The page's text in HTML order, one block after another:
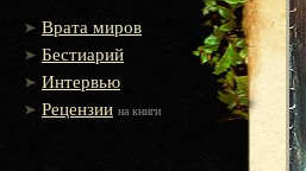
Врата миров
Бестиарий
Интервью
Рецензии на книги